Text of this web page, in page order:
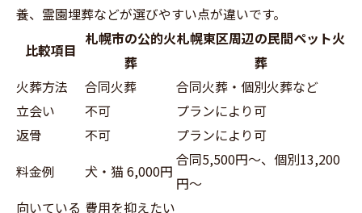
養、霊園埋葬などが選びやすい点が違いです。
比較項目
札幌市の公的火
葬
札幌東区周辺の民間ペット火
葬
火葬方法
合同火葬
合同火葬・個別火葬など
立会い
不可
プランにより可
返骨
不可
プランにより可
料金例
犬・猫 6,000円
合同5,500円～、個別13,200
円～
向いている 費用を抑えたい